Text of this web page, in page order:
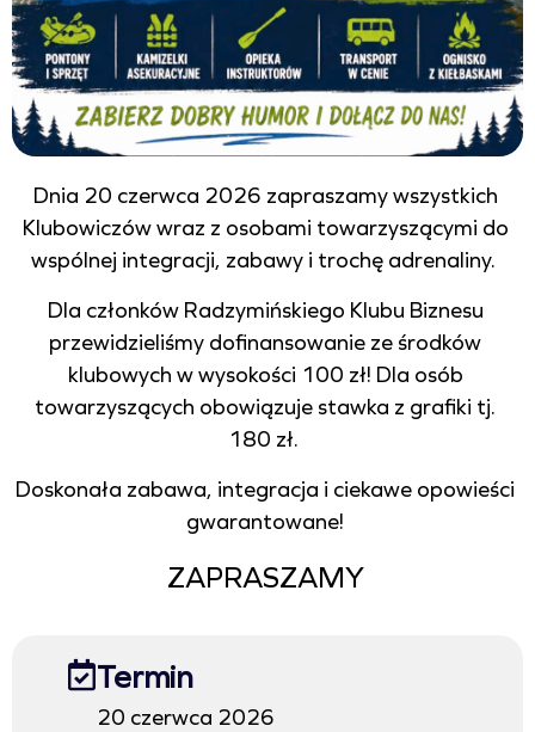
Dnia 20 czerwca 2026 zapraszamy wszystkich
Klubowiczów wraz z osobami towarzyszącymi do
wspólnej integracji, zabawy i trochę adrenaliny.
Dla członków Radzymińskiego Klubu Biznesu
przewidzieliśmy dofinansowanie ze środków
klubowych w wysokości 100 zł! Dla osób
towarzyszących obowiązuje stawka z grafiki tj.
180 zł.
Doskonała zabawa, integracja i ciekawe opowieści
gwarantowane!
ZAPRASZAMY
Termin
20 czerwca 2026